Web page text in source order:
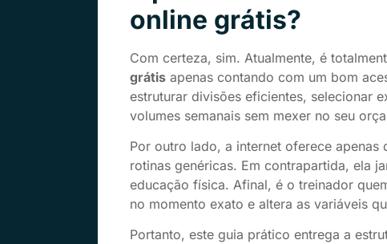
online grátis?
Com certeza, sim. Atualmente, é
grátis apenas contando com um bom
estruturar divisões eficientes, selecionar
volumes semanais sem mexer no seu
Por outro lado, a internet oferece
rotinas genéricas. Em contrapartida, ela
educação física. Afinal, é o treinador
no momento exato e altera as variáveis
Portanto, este guia prático entrega a